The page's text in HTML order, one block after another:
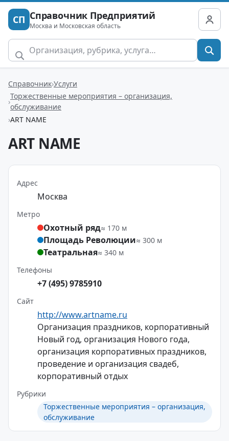
СП Справочник Предприятий
Москва и Московская область
Справочник Услуги
Торжественные мероприятия – организация,
обслуживание
ART NAME
ART NAME
Адрес
Москва
Метро
Охотный ряд≈ 170 м
Площадь Революции≈ 300 м
Театральная≈ 340 м
Телефоны
+7 (495) 9785910
Сайт
http://www.artname.ru
Организация праздников, корпоративный
Новый год, организация Нового года,
организация корпоративных праздников,
проведение и организация свадеб,
корпоративный отдых
Рубрики
Торжественные мероприятия – организация,
обслуживание